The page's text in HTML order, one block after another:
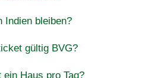
Indien bleiben?
gültig BVG?
Haus pro Tag?